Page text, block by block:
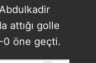
attığı golle
0 öne geçti.